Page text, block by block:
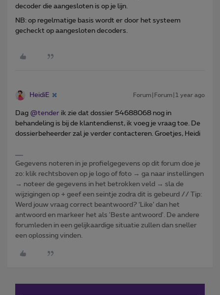
decoder die aangesloten is op je lijn.
NB: op regelmatige basis wordt er door het systeem
gecheckt op aangesloten decoders.
HeidiE Forum|Forum|1 year ago
Dag @tender ik zie dat dossier 54688068 nog in
behandeling is bij de klantendienst, ik voeg je vraag toe. De
dossierbeheerder zal je verder contacteren. Groetjes, Heidi
Gegevens noteren in je profielgegevens op dit forum doe je
zo: klik rechtsboven op je logo of foto → ga naar instellingen
→ noteer de gegevens in het betrokken veld → sla de
wijzigingen op + geef een seintje zodra dit is gebeurd // Tip:
Werd jouw vraag correct beantwoord? ‘Like’ dan het
antwoord en markeer het als 'Beste antwoord'. De andere
forumleden in een gelijkaardige situatie zullen dan sneller
een oplossing vinden.